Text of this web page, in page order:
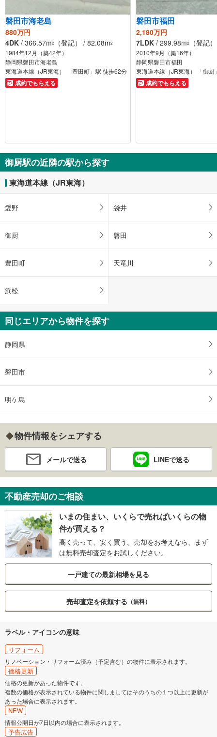
磐田市海老島
880万円
4DK / 366.57m2 （登記） / 82.08m2
1984年12月（築42年）
静岡県磐田市海老島
東海道本線（JR東海） 「豊田町」駅 徒歩62分
成約でもらえる
磐田市福田
2,180万円
7LDK / 299.98m2 （登記
2010年9月（築16年）
静岡県磐田市福田
東海道本線（JR東海） 「御厨
成約でもらえる
御厨駅の近隣の駅から探す
東海道本線（JR東海）
愛野 袋井
御厨 磐田
豊田町 天竜川
浜松
同じエリアから物件を探す
静岡県
磐田市
明ケ島
物件情報をシェアする
メールで送る LINEで送る
不動産売却のご相談
いまの住まい、いくらで売ればいくらの物
件が買える？
高く売って、安く買う。売却をお考えなら、まず
は無料売却査定をお試しください。
一戸建ての最新相場を見る
売却査定を依頼する （無料）
ラベル・アイコンの意味
リフォーム
リノベーション・リフォーム済み（予定含む）の物件に表示されます。
価格更新
価格の更新があった物件です。
複数の価格が表示されている物件に関しましてはそのうちの１つ以上に更新が
あった場合に表示されます。
NEW
情報公開日が7日以内の場合に表示されます。
予告広告